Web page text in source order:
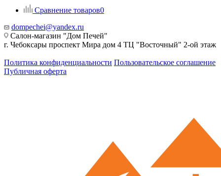
Сравнение товаров0
dompechei@yandex.ru
Салон-магазин "Дом Печей"
г. Чебоксары проспект Мира дом 4 ТЦ "Восточный" 2-ой этаж
Политика конфиденциальности Пользовательское соглашение
Публичная оферта